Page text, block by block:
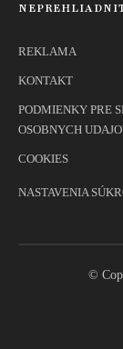
REKLAMA
KONTAKT
PODMIENKY PRE
OSOBNYCH
COOKIES
NASTAVENIA
©